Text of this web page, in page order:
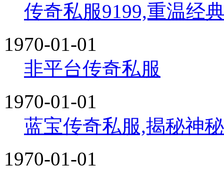
传奇私服9199,重温经
1970-01-01
非平台传奇私服
1970-01-01
蓝宝传奇私服,揭秘神
1970-01-01